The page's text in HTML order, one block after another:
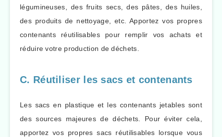
légumineuses, des fruits secs, des pâtes, des huiles,
des produits de nettoyage, etc. Apportez vos propres
contenants réutilisables pour remplir vos achats et
réduire votre production de déchets.
C. Réutiliser les sacs et contenants
Les sacs en plastique et les contenants jetables sont
des sources majeures de déchets. Pour éviter cela,
apportez vos propres sacs réutilisables lorsque vous